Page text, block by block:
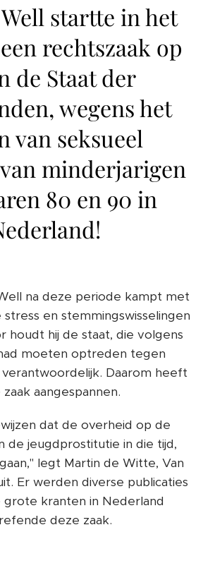
startte in het
rechtszaak op
de Staat der
wegens het
van seksueel
minderjarigen
80 en 90 in
na deze periode kampt met
en stemmingswisselingen
houdt hij de staat, die volgens
moeten optreden tegen
Daarom heeft
zaak aangespannen.
dat de overheid op de
de jeugdprostitutie in die tijd,
legt Martin de Witte, Van
Er werden diverse publicaties
grote kranten in Nederland
deze zaak.